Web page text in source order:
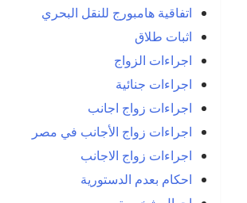
اتفاقية هامبورج للنقل البحري
اثبات طلاق
اجراءات الزواج
اجراءات جنائية
اجراءات زواج اجانب
اجراءات زواج الأجانب في مصر
اجراءات زواج الاجانب
احكام بعدم الدستورية